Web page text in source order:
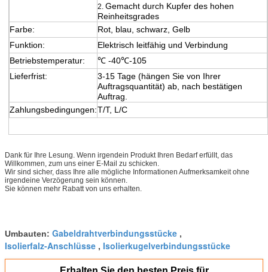
2.Gemacht durch Kupfer des hohen
Reinheitsgrades
Farbe:
Rot, blau, schwarz, Gelb
Funktion:
Elektrisch leitfähig und Verbindung
Betriebstemperatur:
℃ -40℃-105
Lieferfrist:
3-15 Tage (hängen Sie von Ihrer
Auftragsquantität) ab, nach bestätigen
Auftrag.
Zahlungsbedingungen:T/T, L/C
Dank für Ihre Lesung. Wenn irgendein Produkt Ihren Bedarf erfüllt, das
Willkommen, zum uns einer E-Mail zu schicken.
Wir sind sicher, dass Ihre alle mögliche Informationen Aufmerksamkeit ohne
irgendeine Verzögerung sein können.
Sie können mehr Rabatt von uns erhalten.
Umbauten: Gabeldrahtverbindungsstücke ,
Isolierfalz-Anschlüsse , Isolierkugelverbindungsstücke